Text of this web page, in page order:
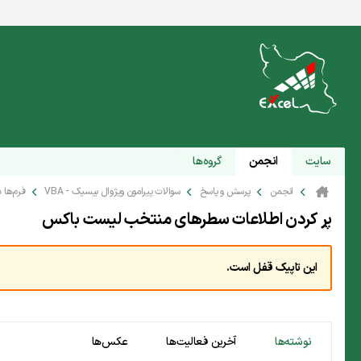
سایت انجمن گروه‌ها
انجمن پرسش و پاسخ سوالات پیرامون ویژوال بیسیک - VBA فرم‌ها
پر کردن اطلاعات سطرهای منتخب لیست باکس
این تاپیک قفل است.
نوشته‌ها آخرین فعالیت‌ها عکس‌ها